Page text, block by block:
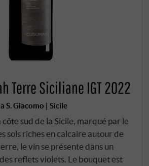
Terre Siciliane IGT 2022
S. Giacomo | Sicile
sud de la Sicile, marqué par le
sols riches en calcaire autour de
le vin se présente dans un
reflets violets. Le bouquet est